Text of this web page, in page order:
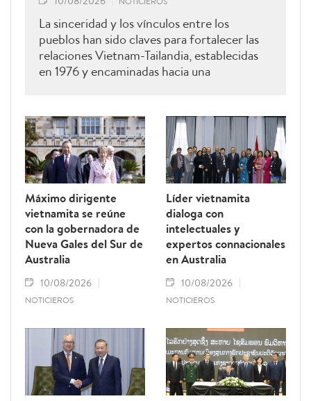
La sinceridad y los vínculos entre los
pueblos han sido claves para fortalecer las
relaciones Vietnam-Tailandia, establecidas
en 1976 y encaminadas hacia una
Máximo dirigente
vietnamita se reúne
con la gobernadora de
Nueva Gales del Sur de
Australia
10/08/2026
NOTICIEROS
Líder vietnamita
dialoga con
intelectuales y
expertos connacionales
en Australia
10/08/2026
NOTICIEROS